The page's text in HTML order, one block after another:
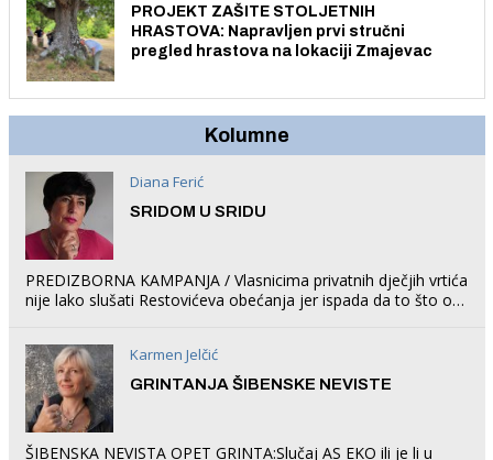
PROJEKT ZAŠITE STOLJETNIH
HRASTOVA: Napravljen prvi stručni
pregled hrastova na lokaciji Zmajevac
Kolumne
Diana Ferić
SRIDOM U SRIDU
PREDIZBORNA KAMPANJA / Vlasnicima privatnih dječjih vrtića
nije lako slušati Restovićeva obećanja jer ispada da to što oni
Karmen Jelčić
GRINTANJA ŠIBENSKE NEVISTE
ŠIBENSKA NEVISTA OPET GRINTA:Slučaj AS EKO ili je li u